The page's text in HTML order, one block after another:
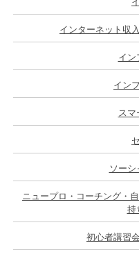
インターネット収
イン
イン
スマ
ソーシ
ニュープロ・コーチング・
持
初心者講習